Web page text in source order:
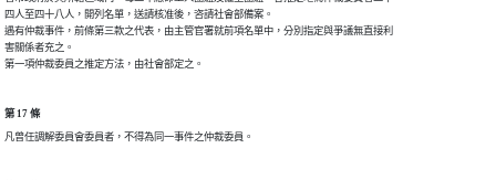
四人至四十八人，開列名單，送請核准後，咨請社會部備案。
遇有仲裁事件，前條第三款之代表，由主管官署就前項名單中，分別指定與爭議無直接利
害關係者充之。
第 17 條